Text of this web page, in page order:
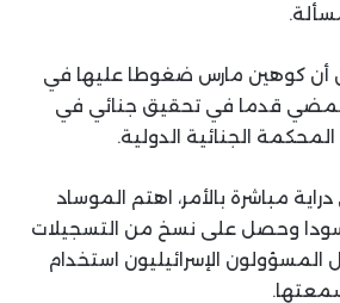
أن كوهين مارس ضغوطا عليها في
قدما في تحقيق جنائي في
الجنائية الدولية.
مباشرة بالأمر، اهتم الموساد
وحصل على نسخ من التسجيلات
المسؤولون الإسرائيليون استخدام